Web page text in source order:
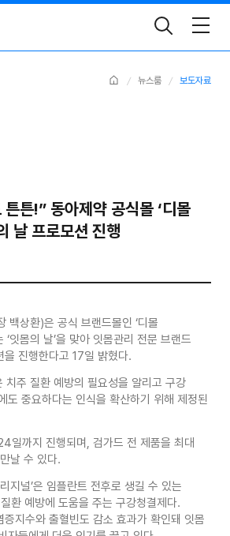
Toggle
Search
Home 뉴스룸 보도자료
튼!” 동아제약 공식몰 ‘디몰
날 프로모션 진행
백상환)은 공식 브랜드몰인 ‘디몰
잇몸의 날’을 맞아 잇몸관리 전문 브랜드
을 진행한다고 17일 밝혔다.
치주 질환 예방의 필요성을 알리고 구강
도 중요하다는 인식을 확산하기 위해 제정된
일까지 진행되며, 검가드 전 제품을 최대
날 수 있다.
지널’은 임플란트 전후로 생길 수 있는
환 예방에 도움을 주는 구강청결제다.
증지수와 출혈빈도 감소 효과가 확인돼 잇몸